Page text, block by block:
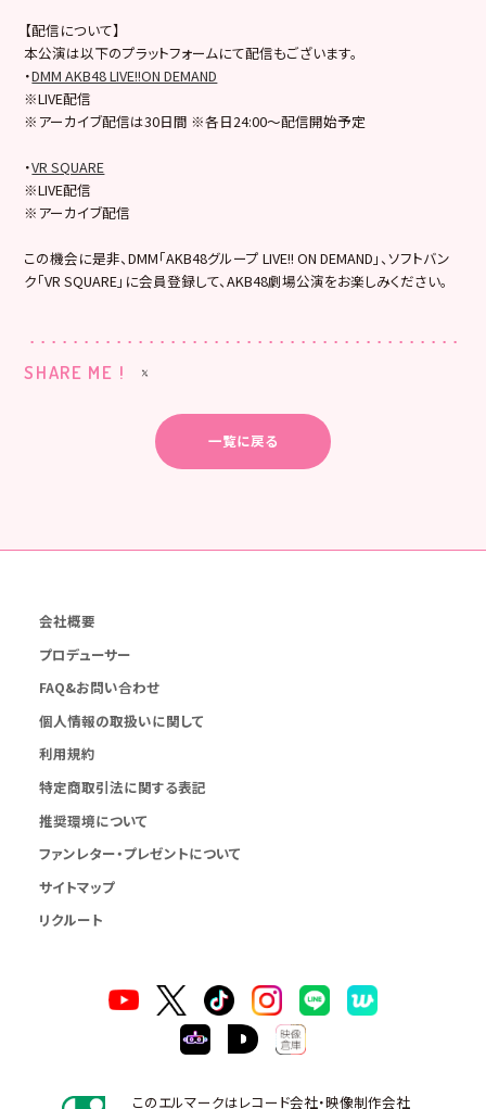
【配信について】
本公演は以下のプラットフォームにて配信もございます。
・DMM AKB48 LIVE!!ON DEMAND
※LIVE配信
※アーカイブ配信は30日間 ※各日24:00～配信開始予定
・VR SQUARE
※LIVE配信
※アーカイブ配信
この機会に是非、DMM「AKB48グループ LIVE!! ON DEMAND」、ソフトバン
ク「VR SQUARE」に会員登録して、AKB48劇場公演をお楽しみください。
SHARE ME !
一覧に戻る
会社概要
プロデューサー
FAQ&お問い合わせ
個人情報の取扱いに関して
利用規約
特定商取引法に関する表記
推奨環境について
ファンレター・プレゼントについて
サイトマップ
リクルート
このエルマークはレコード会社・映像制作会社